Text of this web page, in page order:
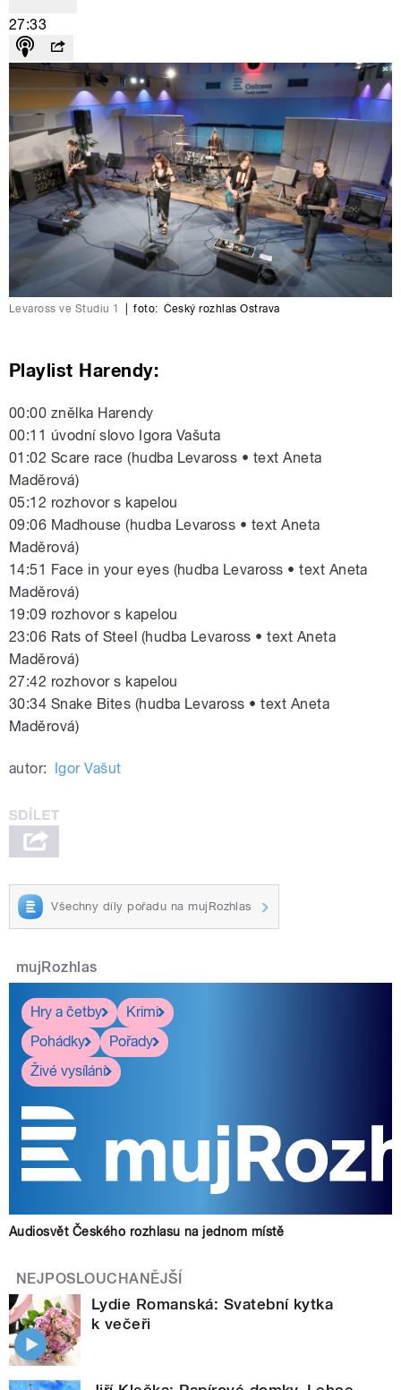
27:33
Levaross ve Studiu 1 foto: Český rozhlas Ostrava
Playlist Harendy:
00:00 znělka Harendy
00:11 úvodní slovo Igora Vašuta
01:02 Scare race (hudba Levaross • text Aneta
Maděrová)
05:12 rozhovor s kapelou
09:06 Madhouse (hudba Levaross • text Aneta
Maděrová)
14:51 Face in your eyes (hudba Levaross • text Aneta
Maděrová)
19:09 rozhovor s kapelou
23:06 Rats of Steel (hudba Levaross • text Aneta
Maděrová)
27:42 rozhovor s kapelou
30:34 Snake Bites (hudba Levaross • text Aneta
Maděrová)
autor: Igor Vašut
Všechny díly pořadu na mujRozhlas
mujRozhlas
Hry a četby
Krimi
Pohádky
Pořady
Živé vysílání
Audiosvět Českého rozhlasu na jednom místě
NEJPOSLOUCHANĚJŠÍ
Lydie Romanská: Svatební kytka
k večeři